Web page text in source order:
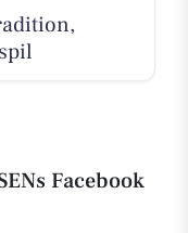
Facebook